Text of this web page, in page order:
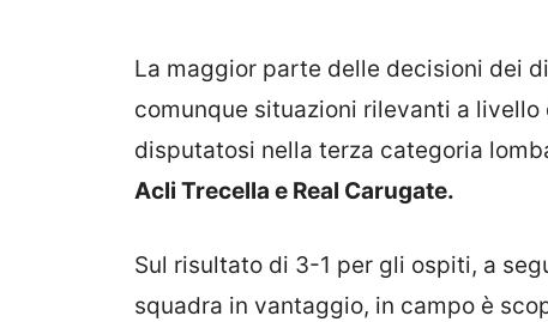
La maggior parte delle decisioni dei
comunque situazioni rilevanti a
disputatosi nella terza categoria
Acli Trecella e Real Carugate.
Sul risultato di 3-1 per gli ospiti, a
squadra in vantaggio, in campo è